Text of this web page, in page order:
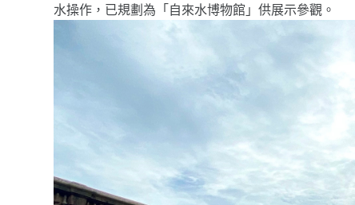
水操作，已規劃為「自來水博物館」供展示參觀。